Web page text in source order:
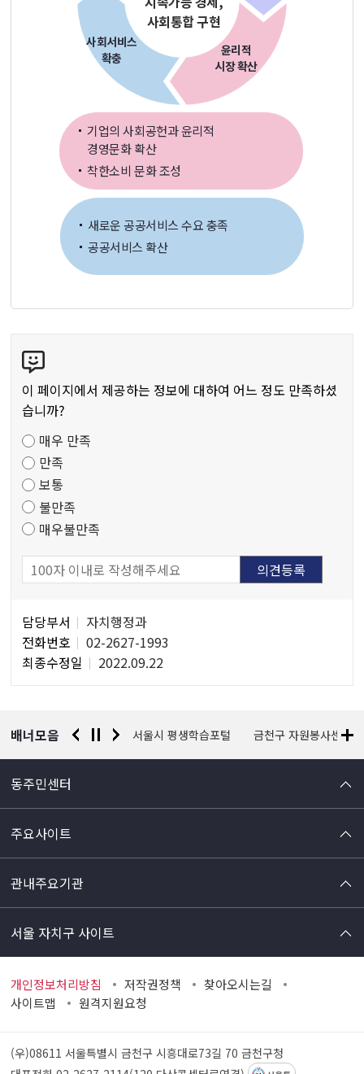
사회통합 구현
윤리적
시장 확산
기업의 사회공헌과 윤리적
경영문화 확산
착한소비 문화 조성
사회서비스
확충
새로운 공공서비스 수요 충족
공공서비스 확산
텐
츠
만
도
조
사
이 페이지에서 제공하는 정보에 대하여 어느 정도 만족하셨
습니까?
매우 만족
만족
보통
불만족
매우불만족
당
자
정
담당부서
자치행정과
전화번호
02-2627-1993
최종수정일
2022.09.22
배너모음
찰청 유실물 통합포털 서울시 평생학습포털 금천구 자원봉사센터
동주민센터
주요사이트
관내주요기관
서울 자치구 사이트
개인정보처리방침 저작권정책
찾아오시는길
사이트맵
원격지원요청
(우)08611 서울특별시 금천구 시흥대로73길 70금천구청